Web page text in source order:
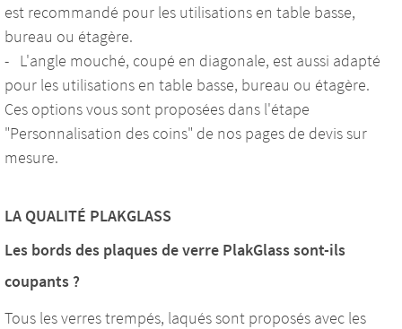
est recommandé pour les utilisations en table basse,
bureau ou étagère.
- L'angle mouché, coupé en diagonale, est aussi adapté
pour les utilisations en table basse, bureau ou étagère.
Ces options vous sont proposées dans l'étape
"Personnalisation des coins" de nos pages de devis sur
mesure.
LA QUALITÉ PLAKGLASS
Les bords des plaques de verre PlakGlass sont-ils
coupants ?
Tous les verres trempés, laqués sont proposés avec les